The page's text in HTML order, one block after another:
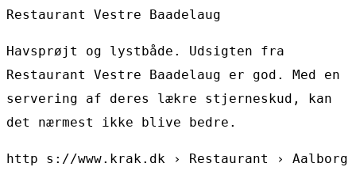
Restaurant Vestre Baadelaug
Havsprøjt og lystbåde. Udsigten fra
Restaurant Vestre Baadelaug er god. Med en
servering af deres lækre stjerneskud, kan
det nærmest ikke blive bedre.
http s://www.krak.dk › Restaurant › Aalborg